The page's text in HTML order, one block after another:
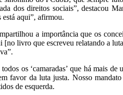
dos direitos sociais”, destacou
aqui”, afirmou.
a importância que os
livro que escreveu relatando a
os ‘camaradas’ que há mais
favor da luta justa. Nosso
de esquerda.